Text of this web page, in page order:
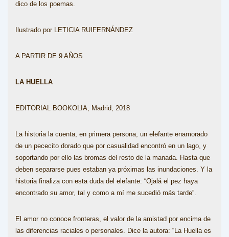
dico de los poemas.
Ilustrado por LETICIA RUIFERNÁNDEZ
A PARTIR DE 9 AÑOS
LA HUELLA
EDITORIAL BOOKOLIA, Madrid, 2018
La historia la cuenta, en primera persona, un elefante enamorado
de un pececito dorado que por casualidad encontró en un lago, y
soportando por ello las bromas del resto de la manada. Hasta que
deben separarse pues estaban ya próximas las inundaciones. Y la
historia finaliza con esta duda del elefante: “Ojalá el pez haya
encontrado su amor, tal y como a mí me sucedió más tarde”.
El amor no conoce fronteras, el valor de la amistad por encima de
las diferencias raciales o personales. Dice la autora: “La Huella es